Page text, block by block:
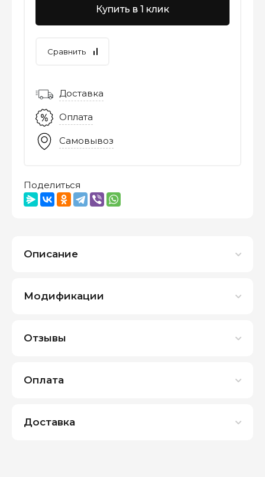
Купить в 1 клик
Сравнить
Доставка
Оплата
Самовывоз
Поделиться
Описание
Модификации
Отзывы
Оплата
Доставка